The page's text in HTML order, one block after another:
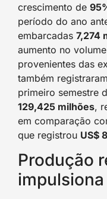
crescimento de
período do ano
embarcadas 7,274
aumento no
provenientes das
também
primeiro semestre
129,425 milhões,
em comparação
que registrou US$
Produção